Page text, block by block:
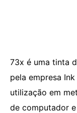
73x é uma tinta
pela empresa
utilização em
de computador